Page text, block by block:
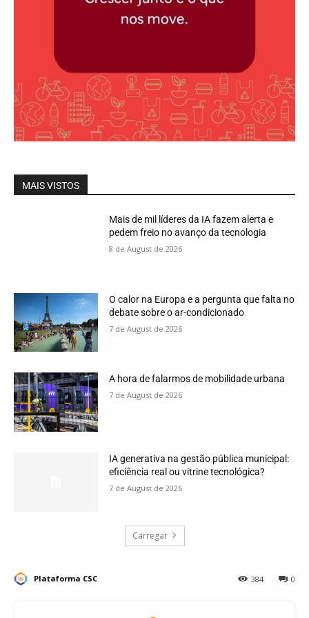
MAIS VISTOS
Mais de mil líderes da IA fazem alerta e
pedem freio no avanço da tecnologia
8 de August de 2026
O calor na Europa e a pergunta que falta no
debate sobre o ar-condicionado
7 de August de 2026
A hora de falarmos de mobilidade urbana
7 de August de 2026
IA generativa na gestão pública municipal:
eficiência real ou vitrine tecnológica?
7 de August de 2026
Carregar
Plataforma CSC 0
384